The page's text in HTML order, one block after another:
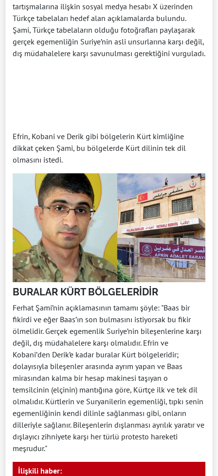
tartışmalarına ilişkin sosyal medya hesabı X üzerinden
Türkçe tabelaları hedef alan açıklamalarda bulundu.
Şami, Türkçe tabelaların olduğu fotoğrafları paylaşarak
gerçek egemenliğin Suriye’nin asli unsurlarına karşı değil,
dış müdahalelere karşı savunulması gerektiğini vurguladı.
Efrin, Kobani ve Derik gibi bölgelerin Kürt kimliğine
dikkat çeken Şami, bu bölgelerde Kürt dilinin tek dil
olmasını istedi.
BURALAR KÜRT BÖLGELERİDİR
Ferhat Şami’nin açıklamasının tamamı şöyle: "Baas bir
fikirdi ve eğer Baas’ın son bulmasını istiyorsak bu fikir
ölmelidir. Gerçek egemenlik Suriye’nin bileşenlerine karşı
değil, dış müdahalelere karşı olmalıdır. Efrin ve
Kobani’den Derik’e kadar buralar Kürt bölgeleridir;
dolayısıyla bileşenler arasında ayrım yapan ve Baas
mirasından kalma bir hesap makinesi taşıyan o
temsilcinin (elçinin) mantığına göre, Kürtçe ilk ve tek dil
olmalıdır. Kürtlerin ve Suryanilerin egemenliği, tıpkı senin
egemenliğinin kendi dilinle sağlanması gibi, onların
dilleriyle sağlanır. Bileşenlerin dışlanması ayrılık yaratır ve
dışlayıcı zihniyete karşı her türlü protesto hareketi
meşrudur."
İlişkili haber: